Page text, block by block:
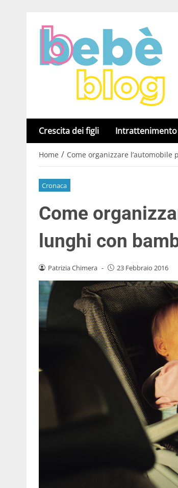
Crescita dei figli Intrattenimento
Home / Come organizzare
Cronaca
Come
lunghi con
Patrizia Chimera - 23 Febbraio 2016